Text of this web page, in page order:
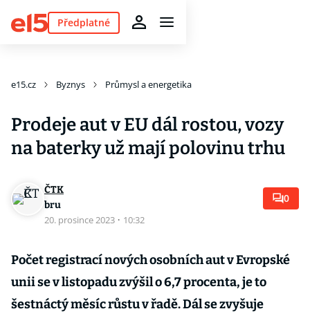
Předplatné
e15.cz Byznys Průmysl a energetika
Prodeje aut v EU dál rostou, vozy
na baterky už mají polovinu trhu
ČTK
bru
20. prosince 2023 · 10:32
0
Počet registrací nových osobních aut v Evropské
unii se v listopadu zvýšil o 6,7 procenta, je to
šestnáctý měsíc růstu v řadě. Dál se zvyšuje